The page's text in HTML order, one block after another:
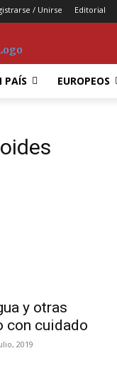
/ Unirse Editorial
PAÍS EUROPEOS
y otras
con cuidado
2019